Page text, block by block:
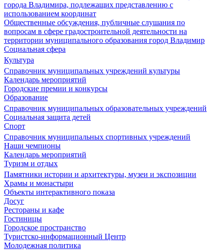
города Владимира, подлежащих представлению с
использованием координат
Общественные обсуждения, публичные слушания по
вопросам в сфере градостроительной деятельности на
территории муниципального образования город Владимир
Социальная сфера
Культура
Справочник муниципальных учреждений культуры
Календарь мероприятий
Городские премии и конкурсы
Образование
Справочник муниципальных образовательных учреждений
Социальная защита детей
Спорт
Справочник муниципальных спортивных учреждений
Наши чемпионы
Календарь мероприятий
Туризм и отдых
Памятники истории и архитектуры, музеи и экспозиции
Храмы и монастыри
Объекты интерактивного показа
Досуг
Рестораны и кафе
Гостиницы
Городское пространство
Туристско-информационный Центр
Молодежная политика